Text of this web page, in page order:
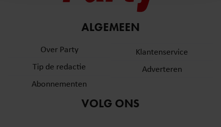
informatie over uw gebruik van onze site met onze
partners voor social media, adverteren en analyse. Deze
informatie die u aan ze heeft verstrekt of die ze hebben
gaat akkoord met onze cookies als u onze website blijft
gebruiken.
ALGEMEEN
Over Party
Tip de redactie
Abonnementen
Klantenservice
Adverteren
VOLG ONS